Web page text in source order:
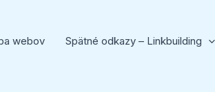
webov Spätné odkazy – Linkbuilding